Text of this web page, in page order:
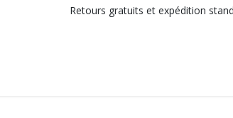
Retours gratuits et expédition